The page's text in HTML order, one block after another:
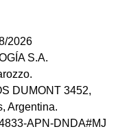
2026
S.A.
DUMONT 3452,
Argentina.
APN-DNDA#MJ